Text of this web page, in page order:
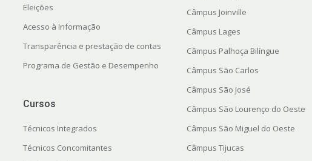
Eleições
Acesso à Informação
Transparência e prestação de contas
Programa de Gestão e Desempenho
Cursos
Técnicos Integrados
Técnicos Concomitantes
Câmpus Joinville
Câmpus Lages
Câmpus Palhoça Bilíngue
Câmpus São Carlos
Câmpus São José
Câmpus São Lourenço do Oeste
Câmpus São Miguel do Oeste
Câmpus Tijucas